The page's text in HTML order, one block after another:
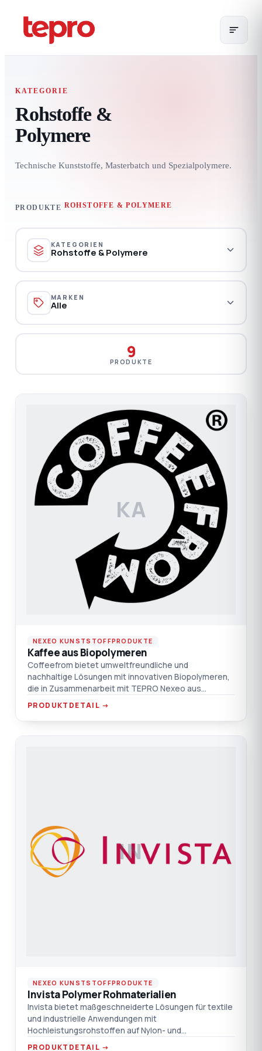
KATEGORIE
Rohstoffe &
Polymere
Technische Kunststoffe, Masterbatch und Spezialpolymere.
PRODUKTE ROHSTOFFE & POLYMERE
KATEGORIEN
Rohstoffe & Polymere
MARKEN
Alle
9
PRODUKTE
KA
NEXEO KUNSTSTOFFPRODUKTE
Kaffee aus Biopolymeren
Coffeefrom bietet umweltfreundliche und
nachhaltige Lösungen mit innovativen Biopolymeren,
die in Zusammenarbeit mit TEPRO Nexeo aus
Kaffeepulpe hergestellt wer
PRODUKTDETAIL →
IN
NEXEO KUNSTSTOFFPRODUKTE
Invista Polymer Rohmaterialien
Invista bietet maßgeschneiderte Lösungen für textile
und industrielle Anwendungen mit
Hochleistungsrohstoffen auf Nylon- und
Polyesterbasis. Entdecken Sie mehr
PRODUKTDETAIL →